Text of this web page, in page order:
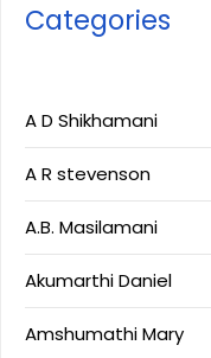
Categories
A D Shikhamani
A R stevenson
A.B. Masilamani
Akumarthi Daniel
Amshumathi Mary